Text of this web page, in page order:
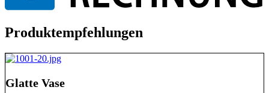
Produktempfehlungen
Glatte Vase